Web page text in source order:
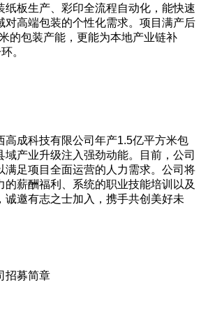
纸板生产、彩印全流程自动化，能快速
对高端包装的个性化需求。项目满产后
的包装产能，更能为本地产业链补
。
高成科技有限公司年产1.5亿平方米包
域产业升级注入强劲动能。目前，公司
满足项目全面运营的人力需求。公司将
的薪酬福利、系统的职业技能培训以及
诚邀有志之士加入，携手共创美好未
招募简章